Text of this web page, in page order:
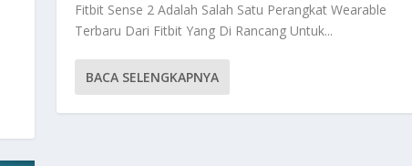
Fitbit Sense 2 Adalah Salah Satu Perangkat Wearable
Terbaru Dari Fitbit Yang Di Rancang Untuk...
BACA SELENGKAPNYA